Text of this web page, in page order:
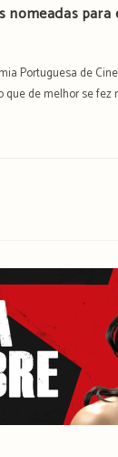
nomeadas
Portuguesa de
que de melhor se fez